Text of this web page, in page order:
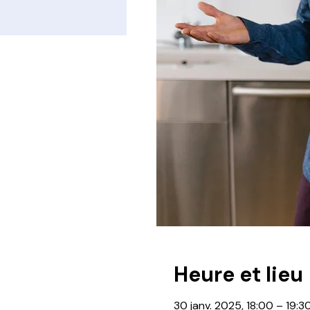
Heure et lieu
30 janv. 2025, 18:00 –